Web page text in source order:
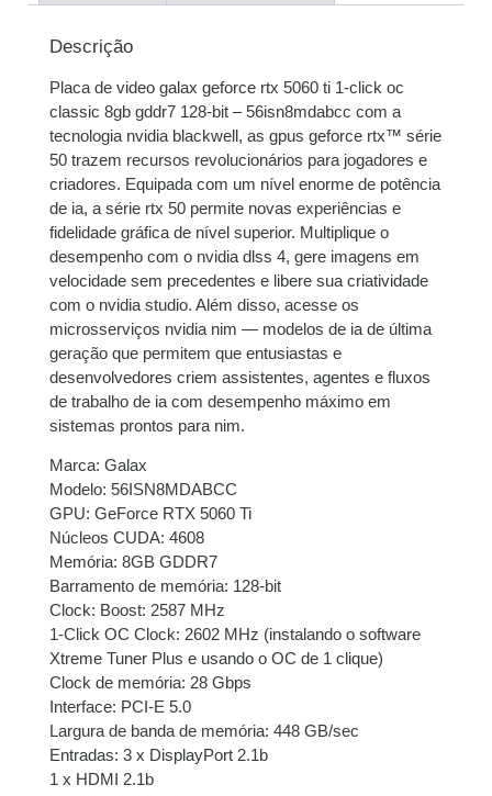
sem juros
4x de R$829,13com
juros
R$ 3.316,52
5x de R$ 665,28
juros
R$ 3.326,40
6x deR$557,70com
juros
R$3.346,20
7x deR$482,74com
juros
R$ 3.379,18
8x deR$424,79com
juros
R$3.398,32
10x de R$344,85com
juros
11x deR$316,50com
juros
R$3.481,50
12x deR$292,88
juros
Descrição
Placa de video galax geforce rtx 5060 ti 1-click oc
classic 8gb gddr7 128-bit – 56isn8mdabcc com a
tecnologia nvidia blackwell, as gpus geforce rtx™ série
50 trazem recursos revolucionários para jogadores e
criadores. Equipada com um nível enorme de potência
de ia, a série rtx 50 permite novas experiências e
fidelidade gráfica de nível superior. Multiplique o
desempenho com o nvidia dlss 4, gere imagens em
velocidade sem precedentes e libere sua criatividade
com o nvidia studio. Além disso, acesse os
microsserviços nvidia nim — modelos de ia de última
geração que permitem que entusiastas e
desenvolvedores criem assistentes, agentes e fluxos
de trabalho de ia com desempenho máximo em
sistemas prontos para nim.
Marca: Galax
Modelo: 56ISN8MDABCC
GPU: GeForce RTX 5060 Ti
Núcleos CUDA: 4608
Memória: 8GB GDDR7
Barramento de memória: 128-bit
Clock: Boost: 2587 MHz
1-Click OC Clock: 2602 MHz (instalando o software
Xtreme Tuner Plus e usando o OC de 1 clique)
Clock de memória: 28 Gbps
Interface: PCI-E 5.0
Largura de banda de memória: 448 GB/sec
Entradas: 3 x DisplayPort 2.1b
1 x HDMI 2.1b